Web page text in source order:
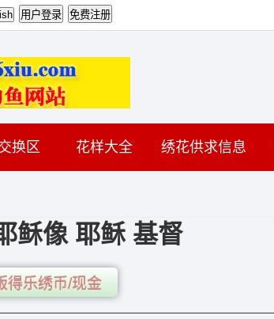
换区 花样大全 绣花供求信息
稣像 耶稣 基督
得乐绣币/现金